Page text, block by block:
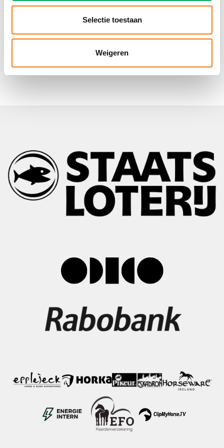
Selectie toestaan
Weigeren
Helaas hebben we het oefen Hobby Horsing moeten afgelasten
wegens te weinig inschrijvingen.
De NHC oefenevents worden mede mogelijk gemaakt door
in Ermelo.